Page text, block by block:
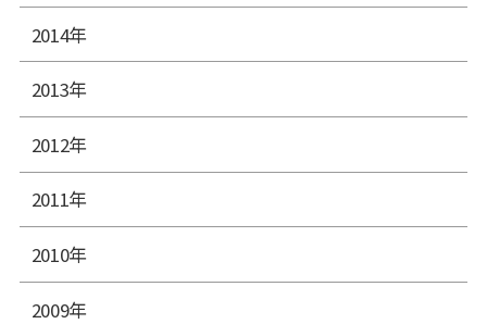
2014年
2013年
2012年
2011年
2010年
2009年